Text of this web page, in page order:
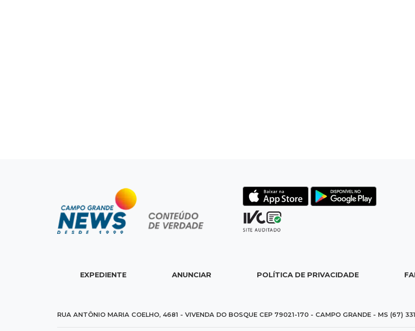
EXPEDIENTE ANUNCIAR POLÍTICA DE PRIVACIDADE
RUA ANTÔNIO MARIA COELHO, 4681 - VIVENDA DO BOSQUE CEP 79021-170 - CAMPO GRANDE - MS (67)